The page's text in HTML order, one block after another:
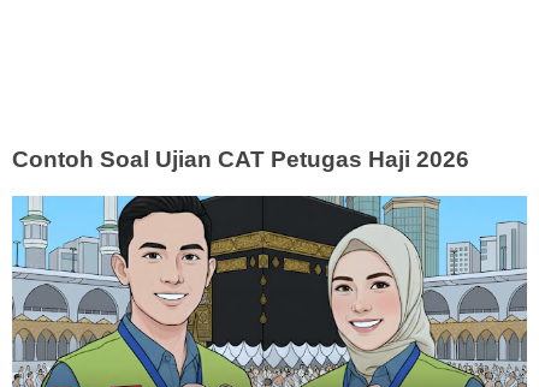
Contoh Soal Ujian CAT Petugas Haji 2026